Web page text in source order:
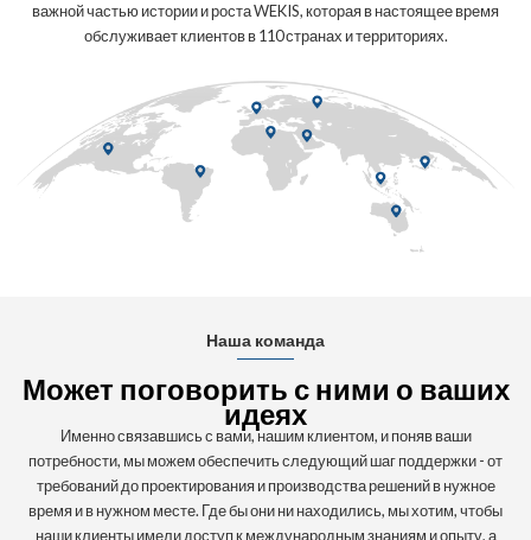
важной частью истории и роста WEKIS, которая в настоящее время
обслуживает клиентов в 110 странах и территориях.
Наша команда
Может поговорить с ними о ваших
идеях
Именно связавшись с вами, нашим клиентом, и поняв ваши
потребности, мы можем обеспечить следующий шаг поддержки - от
требований до проектирования и производства решений в нужное
время и в нужном месте. Где бы они ни находились, мы хотим, чтобы
наши клиенты имели доступ к международным знаниям и опыту, а